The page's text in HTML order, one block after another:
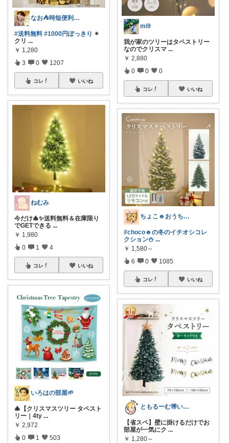
なお⛺️時短便利グッズ好き♡オリ写多め♪
#送料無料 #1000円ぽっきり ✴︎
クリ ...
￥ 1,280
3 0 1207
コレ いいね
ねむみ
今だけ🎄✨送料無料＆在庫限り
でGETできる ...
￥ 1,980
0 1 4
コレ いいね
いろはの部屋🌱
🎄【クリスマスツリー タペスト
リー｜4ty ...
￥ 2,972
0 1 503
mi9
我が家のツリーはタペストリー
なのでクリスマ ...
￥ 2,880
0 0 0
コレ いいね
ちょこ☻おうち時間充実🏠アイテム
#choco☻の冬のイチオシコレ
クション⛄ ...
￥ 1,580～
6 0 1085
コレ いいね
ともるーむ🉐いいものみっけ‼️
【省スペ】壁に掛けるだけでお
部屋が一気にク ...
￥ 1,280～